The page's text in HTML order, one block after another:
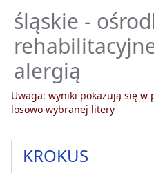
śląskie -
alergią
Uwaga: wyniki pokazują się w
losowo wybranej litery
KROKUS